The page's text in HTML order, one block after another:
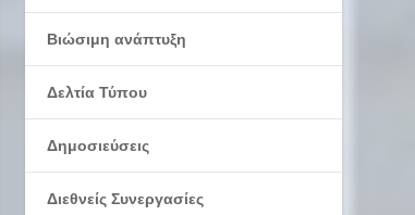
Βιώσιμη ανάπτυξη
Δελτία Τύπου
Δημοσιεύσεις
Διεθνείς Συνεργασίες